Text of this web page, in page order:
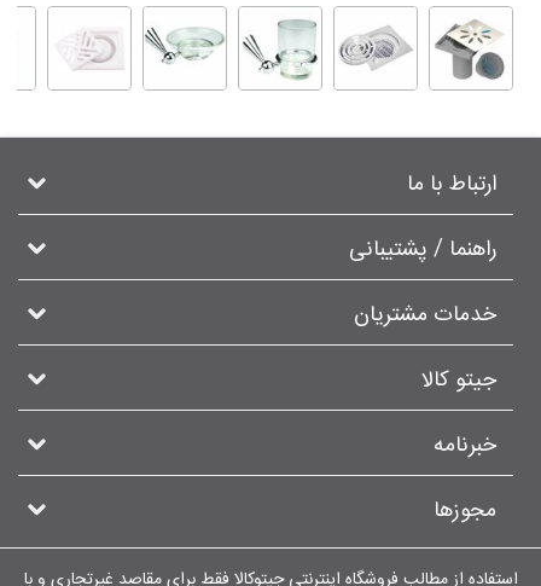
ارتباط با ما
راهنما / پشتیبانی
خدمات مشتریان
جیتو کالا
خبرنامه
مجوزها
استفاده از مطالب فروشگاه اینترنتی جیتوکالا فقط برای مقاصد غیرتجاری و با